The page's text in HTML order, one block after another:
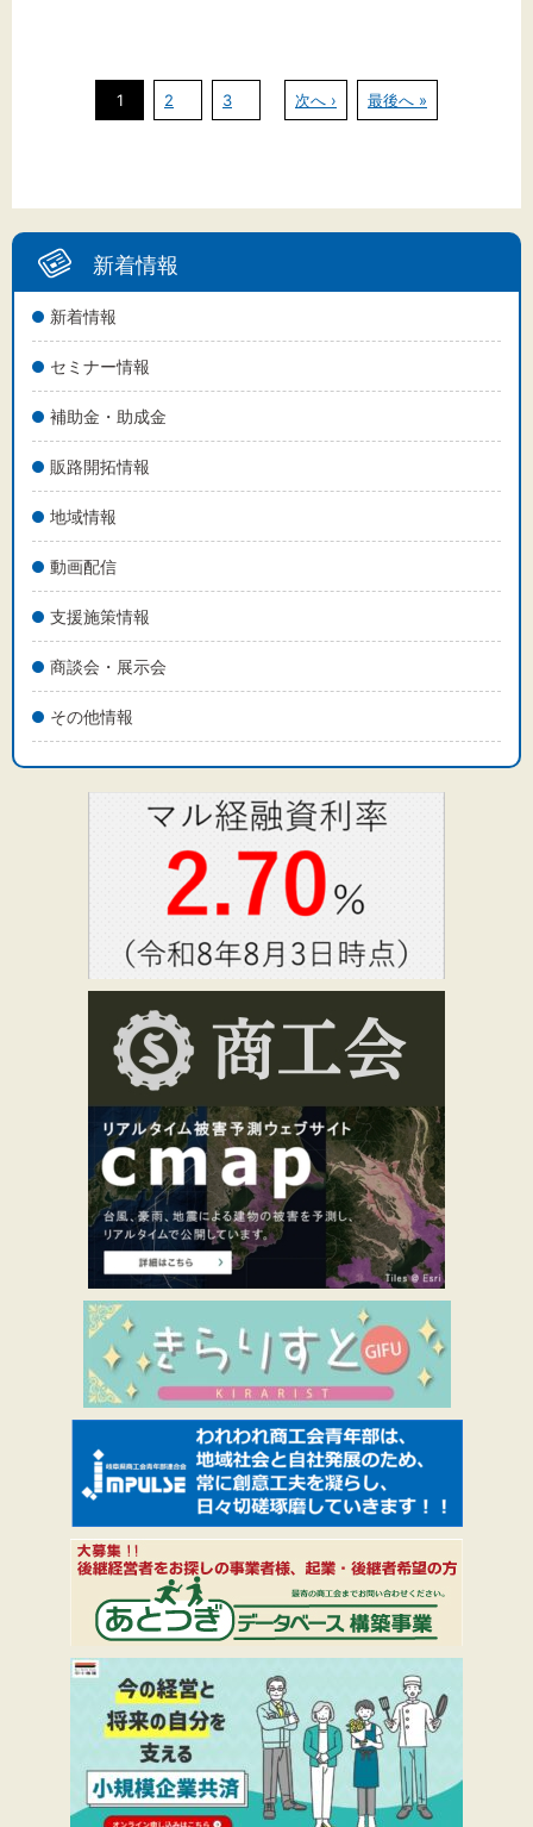
新着情報
新着情報
セミナー情報
補助金・助成金
販路開拓情報
地域情報
動画配信
支援施策情報
商談会・展示会
その他情報
1 2 3 次へ › 最後へ »